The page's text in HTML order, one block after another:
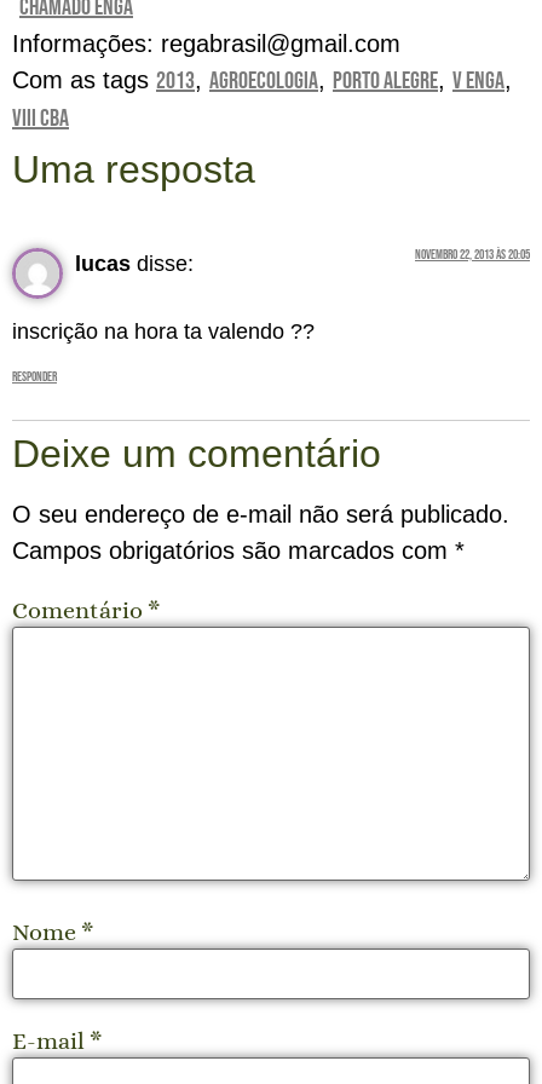
CHAMADO ENGA
Informações: regabrasil@gmail.com
Com as tags 2013, agroecologia, Porto Alegre, V ENGA,
VIII CBA
Uma resposta
lucas disse: novembro 22, 2013 às 20:05
inscrição na hora ta valendo ??
Responder
Deixe um comentário
O seu endereço de e-mail não será publicado.
Campos obrigatórios são marcados com *
Comentário *
Nome *
E-mail *